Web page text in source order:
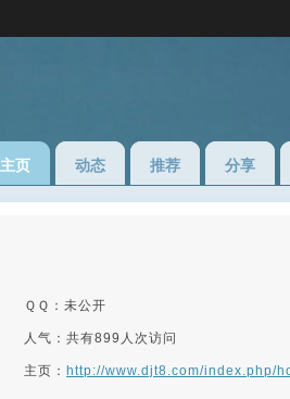
主页 动态 推荐 分享
ＱＱ：未公开
人气：共有899人次访问
主页： http://www.djt8.com/index.php/